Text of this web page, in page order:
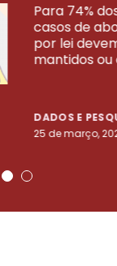
Para 74%
casos de
por lei
mantidos
DADOS E
25 de março,